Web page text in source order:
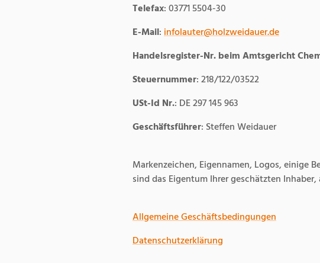
Telefax: 03771 5504-30
E-Mail:infolauter@holzweidauer.de
Handelsregister-Nr. beim Amtsgericht
Steuernummer: 218/122/03522
USt-Id Nr.: DE 297 145 963
Geschäftsführer: Steffen Weidauer
Markenzeichen, Eigennamen, Logos, einige
sind das Eigentum Ihrer geschätzten
Allgemeine Geschäftsbedingungen
Datenschutzerklärung